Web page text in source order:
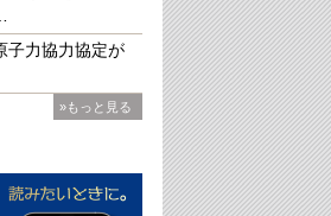
子力協力協定が
»もっと見る